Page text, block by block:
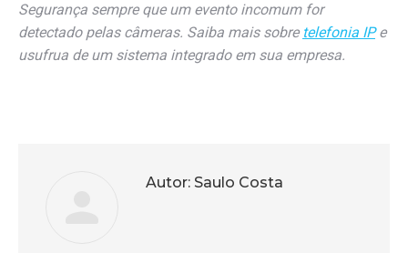
Segurança sempre que um evento incomum for
detectado pelas câmeras. Saiba mais sobre telefonia IPe
usufrua de um sistema integrado em sua empresa.
Autor: Saulo Costa